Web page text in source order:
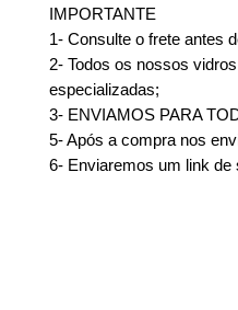
IMPORTANTE
1- Consulte o frete antes
2- Todos os nossos
especializadas;
3- ENVIAMOS PARA
5- Após a compra nos
6- Enviaremos um link de